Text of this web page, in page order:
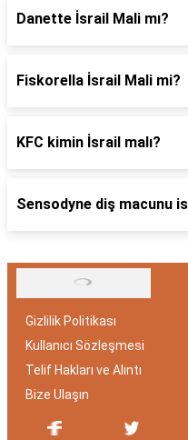
Danette İsrail Mali mı?
Fiskorella İsrail Mali mi?
KFC kimin İsrail malı?
Sensodyne diş macunu
Gizlilik Politikası
Kullanıcı Sözleşmesi
Telif Hakları ve Alıntı
Bize Ulaşın